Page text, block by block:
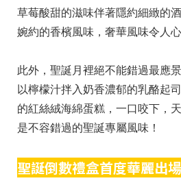
草莓酸甜的滋味伴著隱約細緻的
婉約的香檳風味，奢華風味令人心
此外，聖誕月裡絕不能錯過最應景
以檸檬汁拌入奶香濃郁的乳酪起
的紅絲絨海綿蛋糕，一口咬下，
是不容錯過的聖誕專屬風味！
聖誕倒數禮盒首度華麗出場